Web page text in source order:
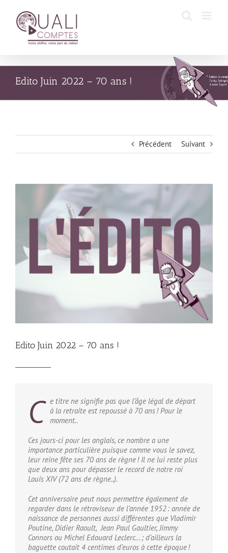
contenu
Edito Juin 2022 – 70 ans !
Précédent Suivant
Edito Juin 2022 – 70 ans !
C e titre ne signifie pas que l’âge légal de départ
à la retraite est repoussé à 70 ans ! Pour le
moment..
Ces jours-ci pour les anglais, ce nombre a une
importance particulière puisque comme vous le savez,
leur reine fête ses 70 ans de règne ! Il ne lui reste plus
que deux ans pour dépasser le record de notre roi
Louis XIV (72 ans de règne..).
Cet anniversaire peut nous permettre également de
regarder dans le rétroviseur de l’année 1952 : année de
naissance de personnes aussi différentes que Vladimir
Poutine, Didier Raoult, Jean Paul Gaultier, Jimmy
Connors ou Michel Edouard Leclerc… ; d’ailleurs la
baguette coutait 4 centimes d’euros à cette époque !